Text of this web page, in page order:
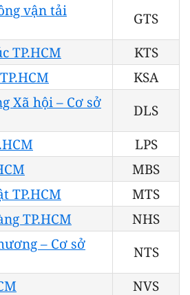
vận tải
GTS
TP.HCM
KTS
KSA
Xã hội – Cơ sở
DLS
LPS
MBS
TP.HCM
MTS
TP.HCM
NHS
– Cơ sở
NTS
NVS